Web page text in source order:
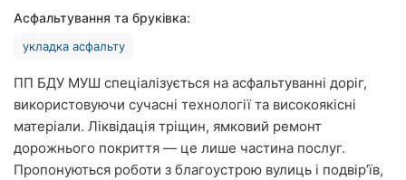
Вінниця
Житомир
Тернопіль
Хмельницький
Рівне
Асфальтування та бруківка:
укладка асфальту
ПП БДУ МУШ спеціалізується на асфальтуванні доріг,
використовуючи сучасні технології та високоякісні
матеріали. Ліквідація тріщин, ямковий ремонт
дорожнього покриття — це лише частина послуг.
Пропонуються роботи з благоустрою вулиць і подвір’їв,